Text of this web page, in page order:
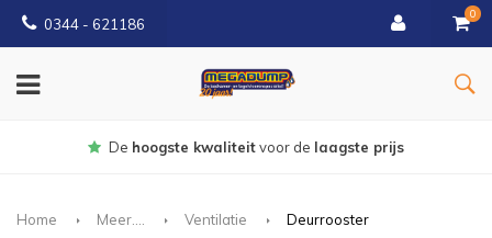
0344 - 621186
0
Gratisbezorgd vanaf € 150
Home Meer.... Ventilatie Deurrooster